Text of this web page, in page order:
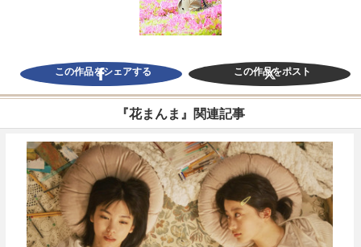
この作品をシェアする この作品をポスト
『花まんま』関連記事